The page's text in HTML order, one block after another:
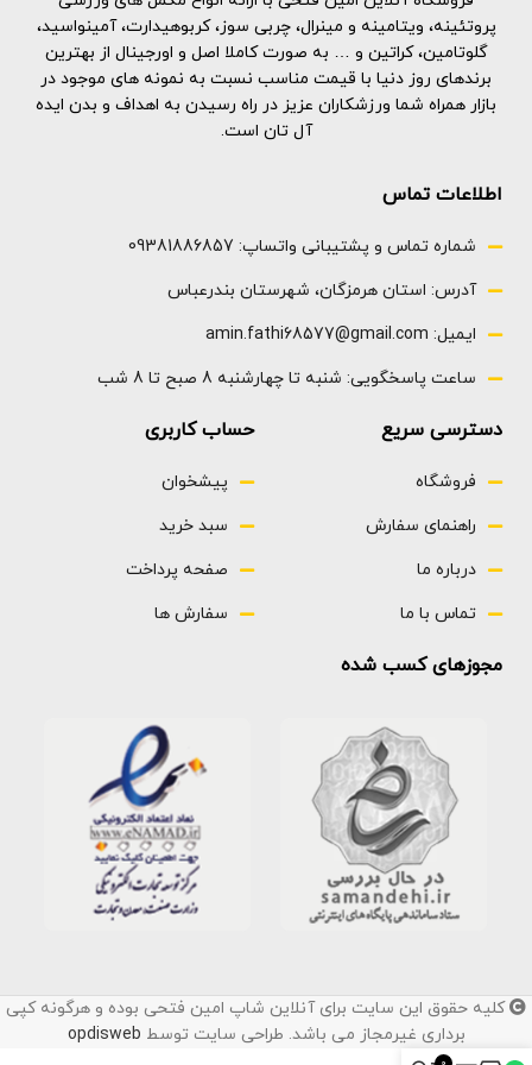
سنتز و بازیابی بهتر پروتئین عضلات
است
جذب سریع و هضم آسان
Nitro-Tech Whey Gold از فرآیند
میکروفیلتراسیون سرد عالی استفاده
می کند تا پودر پروتئین آب پنیر با
2کبلو گرم
قدرت و بهبود ریکاوری برای مردان و
زنان است
1.8 کیلو گرم
پروتئینه، ویتامینه و مینرال، چربی سوز، کربوهیدارت، آمینواسید،
گلوتامین، کراتین و … به صورت کاملا اصل و اورجینال از بهترین
برندهای روز دنیا با قیمت مناسب نسبت به نمونه های موجود در
بازار همراه شما ورزشکاران عزیز در راه رسیدن به اهداف و بدن ایده
آل تان است.
اطلاعات تماس
شماره تماس و پشتیبانی واتساپ: 09381886857
آدرس: استان هرمزگان، شهرستان بندرعباس
ایمیل: amin.fathi68577@gmail.com
ساعت پاسخگویی: شنبه تا چهارشنبه 8 صبح تا 8 شب
دسترسی سریع
فروشگاه
راهنمای سفارش
درباره ما
تماس با ما
حساب کاربری
پیشخوان
سبد خرید
صفحه پرداخت
سفارش ها
مجوزهای کسب شده
کلیه حقوق این سایت برای آنلاین شاپ امین فتحی بوده و هرگونه کپی
برداری غیرمجاز می باشد. طراحی سایت توسط opdisweb